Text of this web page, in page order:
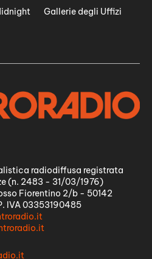
Gallerie degli Uffizi
radiodiffusa registrata
(n. 2483 - 31/03/1976)
Fiorentino 2/b - 50142
IVA 03353190485